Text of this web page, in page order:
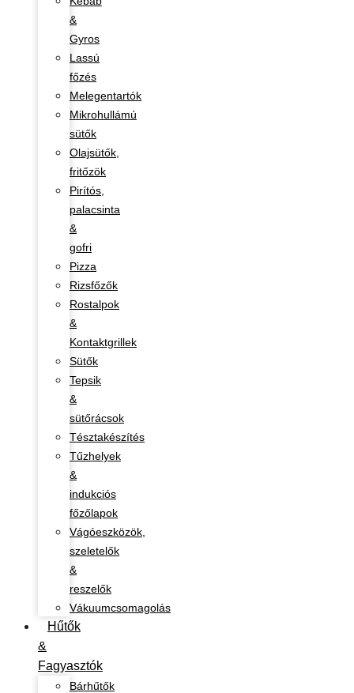
&
Gyros
Lassú
főzés
Melegentartók
Mikrohullámú
sütők
Olajsütők,
fritőzök
Pirítós,
palacsinta
&
gofri
Pizza
Rizsfőzők
Rostalpok
&
Kontaktgrillek
Sütők
Tepsik
&
sütőrácsok
Tésztakészítés
Tűzhelyek
&
indukciós
főzőlapok
Vágóeszközök,
szeletelők
&
reszelők
Vákuumcsomagolás
Hűtők
&
Fagyasztók
Bárhűtők